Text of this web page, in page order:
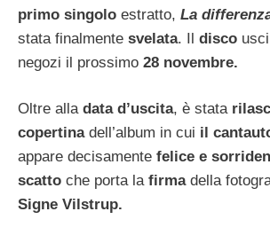
primo singolo estratto, La
stata finalmente svelata. Il disco
negozi il prossimo 28 novembre.
Oltre alla data d’uscita, è stata
copertinadell’album in cui il
appare decisamente felice e
scatto che porta la firmadella
Signe Vilstrup.